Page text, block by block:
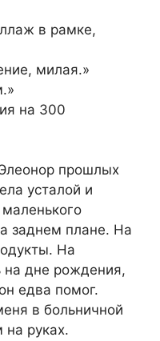
в рамке,
милая.»
на 300
прошлых
усталой и
заднем плане. На
На
на дне рождения,
едва помог.
в больничной
руках.